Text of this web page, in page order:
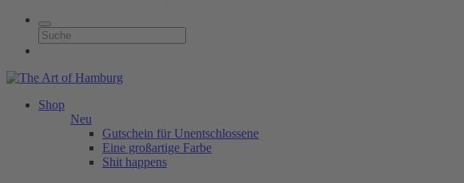
Shop
Neu
Gutschein für Unentschlossene
Eine großartige Farbe
Shit happens